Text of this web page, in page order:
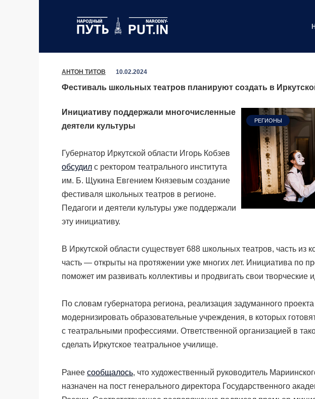
АНТОН ТИТОВ 10.02.2024
Фестиваль школьных театров планируют создать в
РЕГИОНЫ
Инициативу поддержали многочисленные
деятели культуры
Губернатор Иркутской области Игорь Кобзев
обсудил с ректором театрального института
им. Б. Щукина Евгением Князевым создание
фестиваля школьных театров в регионе.
Педагоги и деятели культуры уже поддержали
эту инициативу.
В Иркутской области существует 688 школьных театров, часть из
часть — открыты на протяжении уже многих лет. Инициатива по
поможет им развивать коллективы и продвигать свои творческие
По словам губернатора региона, реализация задуманного
модернизировать образовательные учреждения, в которых
с театральными профессиями. Ответственной организацией в
сделать Иркутское театральное училище.
Ранее сообщалось, что художественный руководитель
назначен на пост генерального директора Государственного